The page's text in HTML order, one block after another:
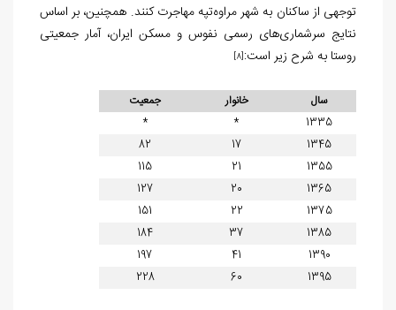
توجهی از ساکنان به شهر مراوه‌تپه مهاجرت کنند. همچنین، بر اساس
نتایج سرشماری‌های رسمی نفوس و مسکن ایران، آمار جمعیتی
روستا به شرح زیر است:[8]
سال خانوار
جمعیت
1335
*
*
1345
17
82
1355
21
115
1365
20
127
1375
22
151
1385
37
184
1390
41
197
1395
60
228